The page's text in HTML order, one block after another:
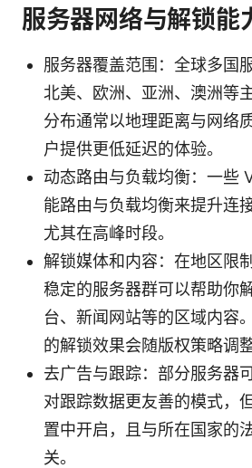
服务器网络与解锁能
服务器覆盖范围：全球多国
北美、欧洲、亚洲、澳洲等
分布通常以地理距离与网络
户提供更低延迟的体验。
动态路由与负载均衡：一些
能路由与负载均衡来提升连
尤其在高峰时段。
解锁媒体和内容：在地区限
稳定的服务器群可以帮助你
台、新闻网站等的区域内容
的解锁效果会随版权策略调
去广告与跟踪：部分服务器
对跟踪数据更友善的模式，
置中开启，且与所在国家的
关。